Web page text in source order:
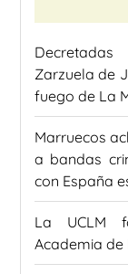
Decretadas
Zarzuela de
fuego de La
Marruecos
a bandas
con España
La UCLM
Academia de